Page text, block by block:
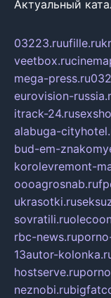
Актуальный
03223.ruufille.ru
veetbox.ru
mega-press.ru
eurovision-
itrack-24.ru
alabuga-
bud-em-
korolevremont-
oooagrosnab.ru
ukrasotki.ru
sovratili.ru
rbc-news.ru
13autor-
hostserve.ru
neznobi.ru